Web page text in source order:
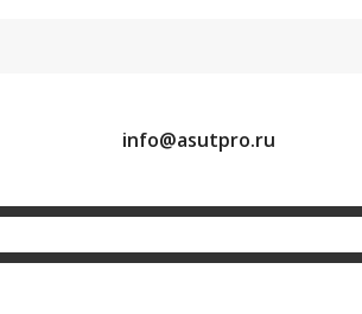
info@asutpro.ru